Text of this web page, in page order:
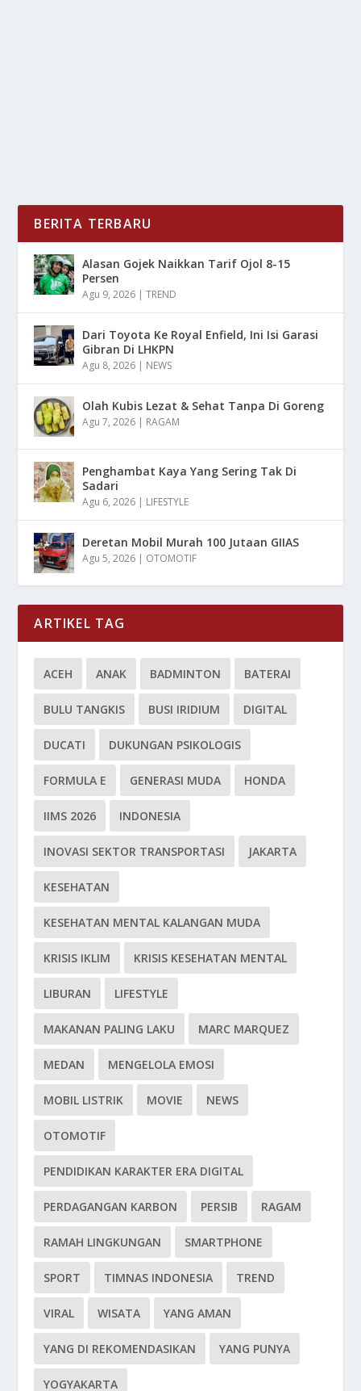
BERITA TERBARU
Alasan Gojek Naikkan Tarif Ojol 8-15
Persen
Agu 9, 2026 |TREND
Dari Toyota Ke Royal Enfield, Ini Isi Garasi
Gibran Di LHKPN
Agu 8, 2026 | NEWS
Olah Kubis Lezat & Sehat Tanpa Di Goreng
Agu 7, 2026 | RAGAM
Penghambat Kaya Yang Sering Tak Di
Sadari
Agu 6, 2026 | LIFESTYLE
Deretan Mobil Murah 100 Jutaan GIIAS
Agu 5, 2026 | OTOMOTIF
ARTIKEL TAG
ACEH ANAK BADMINTON BATERAI
BULU TANGKIS BUSI IRIDIUM DIGITAL
DUCATI DUKUNGAN PSIKOLOGIS
FORMULA E GENERASI MUDA HONDA
IIMS 2026 INDONESIA
INOVASI SEKTOR TRANSPORTASI JAKARTA
KESEHATAN
KESEHATAN MENTAL KALANGAN MUDA
KRISIS IKLIM KRISIS KESEHATAN MENTAL
LIBURAN LIFESTYLE
MAKANAN PALING LAKU MARC MARQUEZ
MEDAN MENGELOLA EMOSI
MOBIL LISTRIK MOVIE NEWS
OTOMOTIF
PENDIDIKAN KARAKTER ERA DIGITAL
PERDAGANGAN KARBON PERSIB RAGAM
RAMAH LINGKUNGAN SMARTPHONE
SPORT TIMNAS INDONESIA TREND
VIRAL WISATA YANG AMAN
YANG DI REKOMENDASIKAN YANG PUNYA
YOGYAKARTA